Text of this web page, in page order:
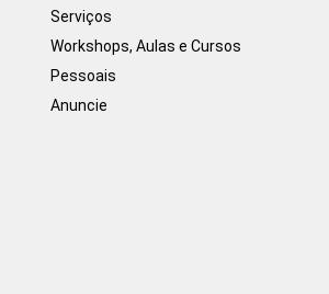
Serviços
Workshops, Aulas e Cursos
Pessoais
Anuncie